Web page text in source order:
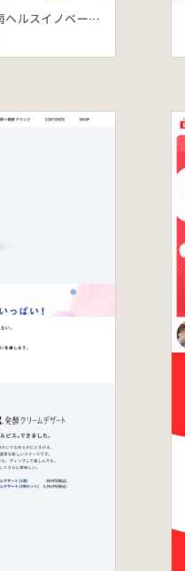
こどもとかがくとアイパーク | 湘南ヘルスイノベーションパーク (湘南アイパーク)